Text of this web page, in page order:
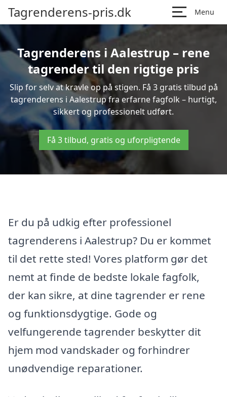
Tagrenderens-pris.dk Menu
Tagrenderens i Aalestrup – rene
tagrender til den rigtige pris
Slip for selv at kravle op på stigen. Få 3 gratis tilbud på
tagrenderens i Aalestrup fra erfarne fagfolk – hurtigt,
sikkert og professionelt udført.
Få 3 tilbud, gratis og uforpligtende
Er du på udkig efter professionel
tagrenderens i Aalestrup? Du er kommet
til det rette sted! Vores platform gør det
nemt at finde de bedste lokale fagfolk,
der kan sikre, at dine tagrender er rene
og funktionsdygtige. Gode og
velfungerende tagrender beskytter dit
hjem mod vandskader og forhindrer
unødvendige reparationer.